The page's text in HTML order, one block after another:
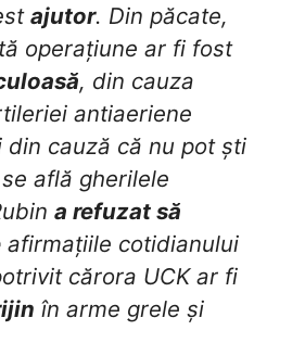
ajutor. Din păcate,
operațiune ar fi fost
, din cauza
antiaeriene
din cauză că nu pot ști
află gherilele
a refuzat să
afirmațiile cotidianului
cărora UCK ar fi
în arme grele și